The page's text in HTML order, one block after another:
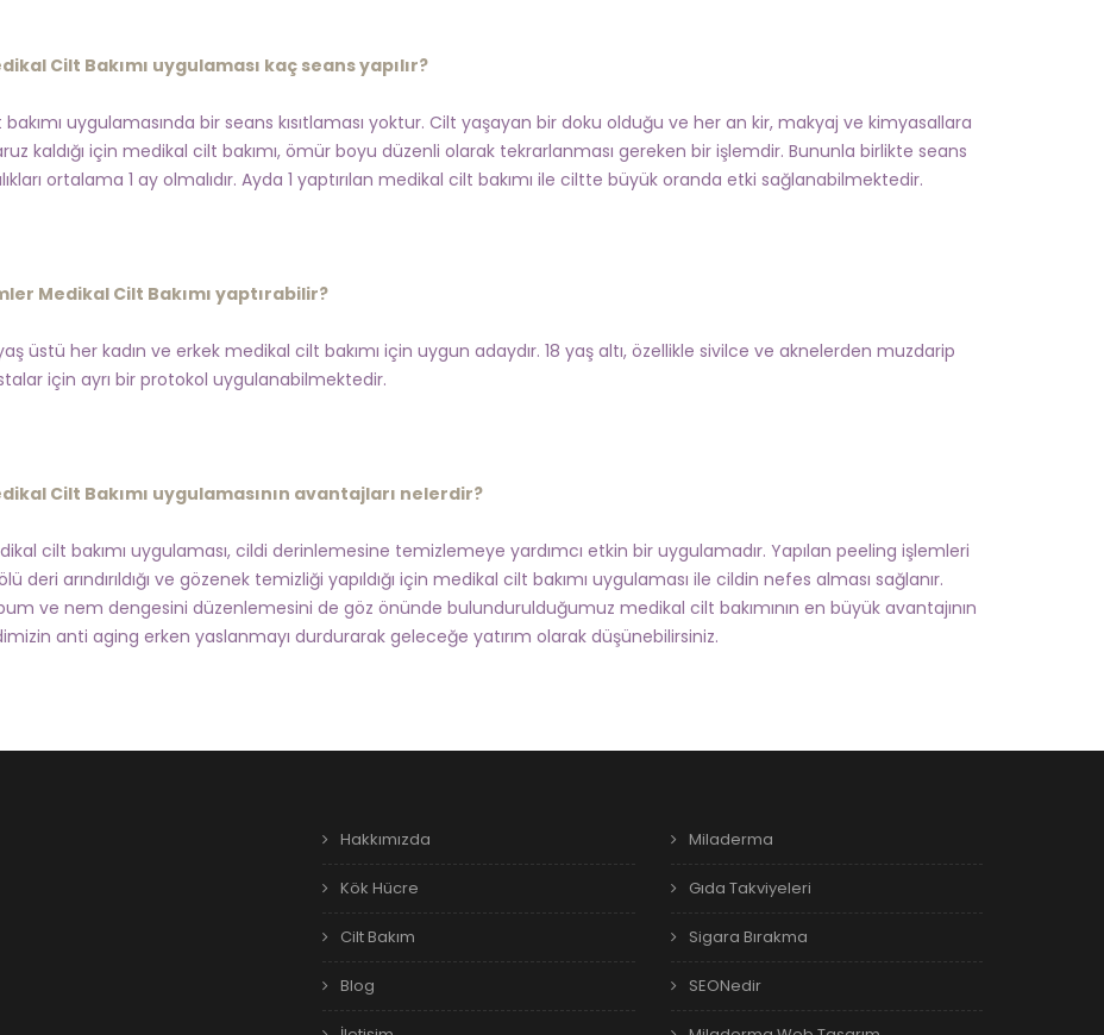
Cilt Bakımı uygulaması kaç seans yapılır?
bakımı uygulamasında bir seans kısıtlaması yoktur. Cilt yaşayan bir doku olduğu ve her an kir, makyaj ve kimyasallara
kaldığı için medikal cilt bakımı, ömür boyu düzenli olarak tekrarlanması gereken bir işlemdir. Bununla birlikte seans
ortalama 1 ay olmalıdır. Ayda 1 yaptırılan medikal cilt bakımı ile ciltte büyük oranda etki sağlanabilmektedir.
Medikal Cilt Bakımı yaptırabilir?
üstü her kadın ve erkek medikal cilt bakımı için uygun adaydır. 18 yaş altı, özellikle sivilce ve aknelerden muzdarip
için ayrı bir protokol uygulanabilmektedir.
Cilt Bakımı uygulamasının avantajları nelerdir?
cilt bakımı uygulaması, cildi derinlemesine temizlemeye yardımcı etkin bir uygulamadır. Yapılan peeling işlemleri
deri arındırıldığı ve gözenek temizliği yapıldığı için medikal cilt bakımı uygulaması ile cildin nefes alması sağlanır.
ve nem dengesini düzenlemesini de göz önünde bulundurulduğumuz medikal cilt bakımının en büyük avantajının
anti aging erken yaslanmayı durdurarak geleceğe yatırım olarak düşünebilirsiniz.
Hakkımızda
Kök Hücre
Cilt Bakım
Blog
Miladerma
Gıda Takviyeleri
Sigara Bırakma
SEONedir